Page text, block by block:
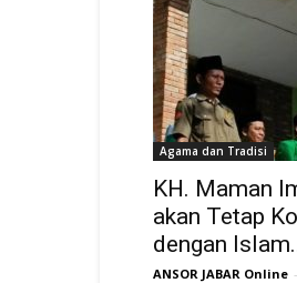
Agama dan Tradisi
KH. Maman
akan Tetap
dengan
ANSOR JABAR Online -